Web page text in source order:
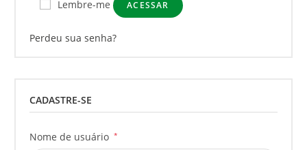
Lembre-me ACESSAR
Perdeu sua senha?
CADASTRE-SE
Nome de usuário *